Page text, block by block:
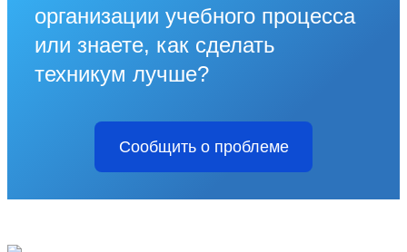
организации учебного процесса
или знаете, как сделать
техникум лучше?
Сообщить о проблеме